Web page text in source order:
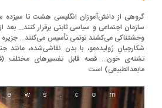
از دانش‌آموزان انگلیسی هشت تا سیزده ساله...
اجتماعی و سیاسی ثابتی برقرار کنند... بعد از آنکه
می‌کشند توتمی تأسیس می‌کنند... جزیره به
ژولیده‌مو، با بدن نقاشی‌شده، مانند
خون... قصه قابل تفسیرهای مختلف
است